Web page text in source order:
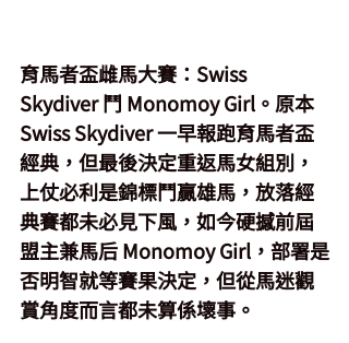
育馬者盃雌馬大賽：Swiss
Skydiver 鬥 Monomoy Girl。原本
Swiss Skydiver 一早報跑育馬者盃
經典，但最後決定重返馬女組別，
上仗必利是錦標鬥贏雄馬，放落經
典賽都未必見下風，如今硬撼前屆
盟主兼馬后 Monomoy Girl，部署是
否明智就等賽果決定，但從馬迷觀
賞角度而言都未算係壞事。